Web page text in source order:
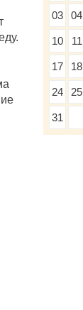
03 04
10 11
17 18
24 25
31